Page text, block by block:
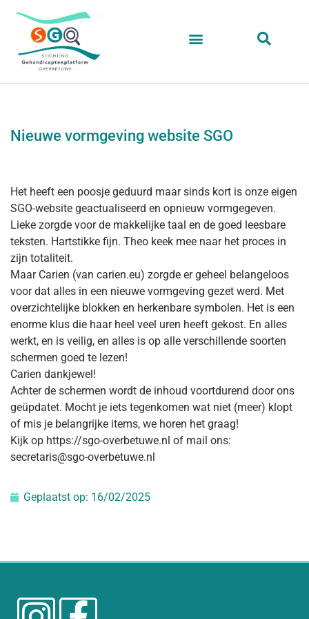
Nieuwe vormgeving website SGO
Het heeft een poosje geduurd maar sinds kort is onze eigen
SGO-website geactualiseerd en opnieuw vormgegeven.
Lieke zorgde voor de makkelijke taal en de goed leesbare
teksten. Hartstikke fijn. Theo keek mee naar het proces in
zijn totaliteit.
Maar Carien (van carien.eu) zorgde er geheel belangeloos
voor dat alles in een nieuwe vormgeving gezet werd. Met
overzichtelijke blokken en herkenbare symbolen. Het is een
enorme klus die haar heel veel uren heeft gekost. En alles
werkt, en is veilig, en alles is op alle verschillende soorten
schermen goed te lezen!
Carien dankjewel!
Achter de schermen wordt de inhoud voortdurend door ons
geüpdatet. Mocht je iets tegenkomen wat niet (meer) klopt
of mis je belangrijke items, we horen het graag!
Kijk op https://sgo-overbetuwe.nl of mail ons:
secretaris@sgo-overbetuwe.nl
Geplaatst op: 16/02/2025